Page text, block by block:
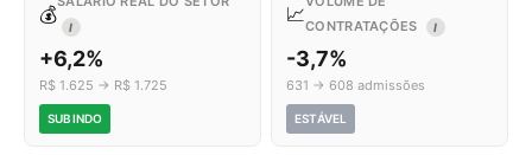
💰
I
+6,2%
R$ 1.625 → R$ 1.725
SUBINDO
📈CONTRATAÇÕES
I
-3,7%
631 → 608 admissões
ESTÁVEL